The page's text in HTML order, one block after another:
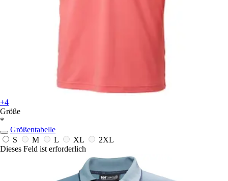
+4
Größe
*
Größentabelle
S
M L XL
2XL
Dieses Feld ist erforderlich